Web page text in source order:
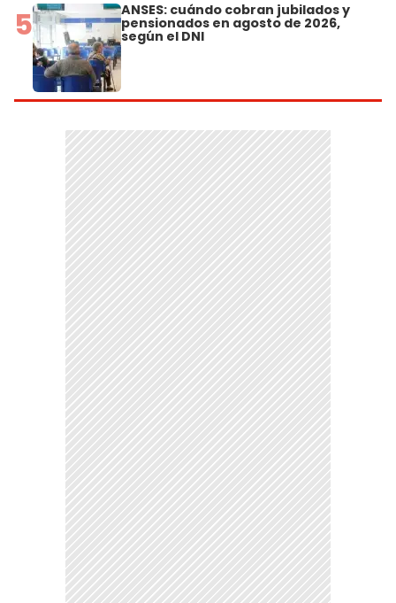
5 ANSES: cuándo cobran jubilados y
pensionados en agosto de 2026,
según el DNI